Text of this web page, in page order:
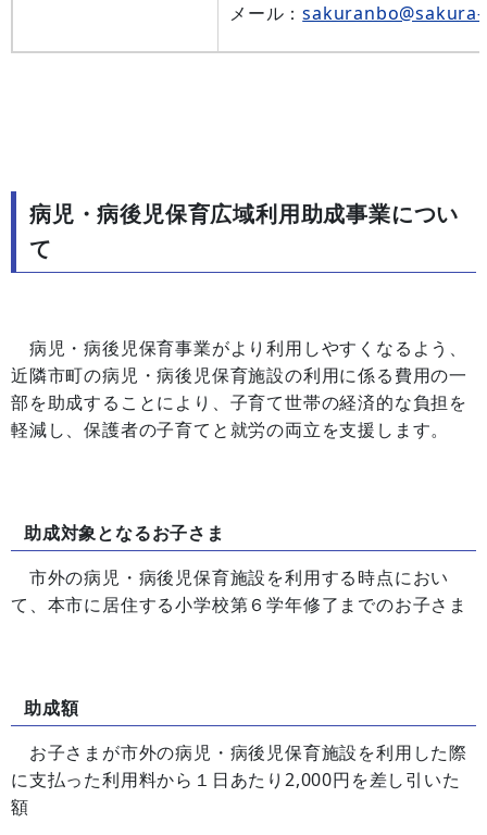
メール：
病児・病後児保育広域利用助成事業につい
て
病児・病後児保育事業がより利用しやすくなるよう、
近隣市町の病児・病後児保育施設の利用に係る費用の一
部を助成することにより、子育て世帯の経済的な負担を
軽減し、保護者の子育てと就労の両立を支援します。
助成対象となるお子さま
市外の病児・病後児保育施設を利用する時点におい
て、本市に居住する小学校第６学年修了までのお子さま
助成額
お子さまが市外の病児・病後児保育施設を利用した際
に支払った利用料から１日あたり2,000円を差し引いた
額